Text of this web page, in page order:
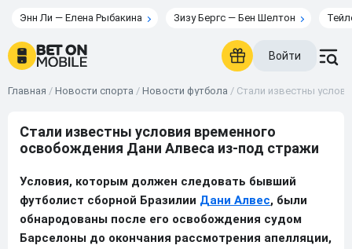
Энн Ли — Елена Рыбакина Зизу Бергс — Бен Шелтон
Войти
Главная / Новости спорта / Новости футбола / Стали известны
Стали известны условия временного
освобождения Дани Алвеса из-под стражи
Условия, которым должен следовать бывший
футболист сборной Бразилии Дани Алвес, были
обнародованы после его освобождения судом
Барселоны до окончания рассмотрения апелляции,